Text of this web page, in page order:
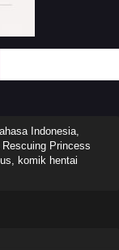
Indonesia,
Princess
komik hentai